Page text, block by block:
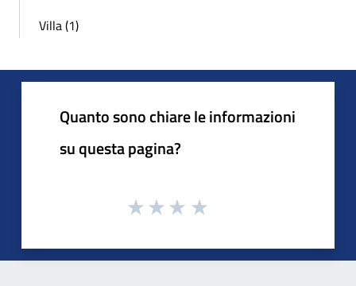
Villa (1)
Quanto sono chiare le informazioni
su questa pagina?